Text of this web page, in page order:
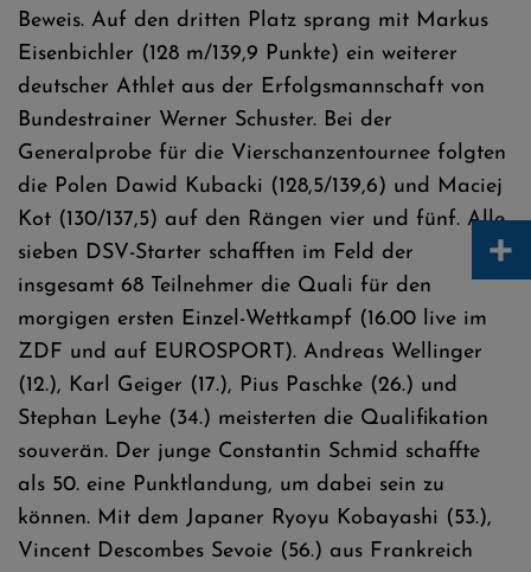
Beweis. Auf den dritten Platz sprang mit Markus
Eisenbichler (128 m/139,9 Punkte) ein weiterer
deutscher Athlet aus der Erfolgsmannschaft von
Bundestrainer Werner Schuster. Bei der
Generalprobe für die Vierschanzentournee folgten
die Polen Dawid Kubacki (128,5/139,6) und Maciej
Kot (130/137,5) auf den Rängen vier und fünf. Alle
sieben DSV-Starter schafften im Feld der
insgesamt 68 Teilnehmer die Quali für den
morgigen ersten Einzel-Wettkampf (16.00 live im
ZDF und auf EUROSPORT). Andreas Wellinger
(12.), Karl Geiger (17.), Pius Paschke (26.) und
Stephan Leyhe (34.) meisterten die Qualifikation
souverän. Der junge Constantin Schmid schaffte
als 50. eine Punktlandung, um dabei sein zu
können. Mit dem Japaner Ryoyu Kobayashi (53.),
Vincent Descombes Sevoie (56.) aus Frankreich
+